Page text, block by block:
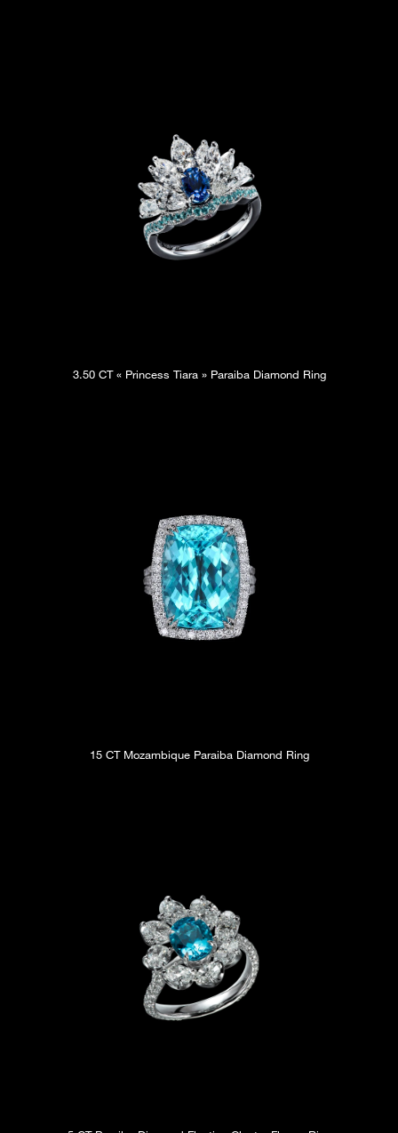
3.50 CT « Princess Tiara » Paraiba Diamond Ring
15 CT Mozambique Paraiba Diamond Ring